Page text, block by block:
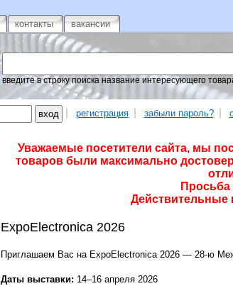
контакты вакансии
введите в строку поиска название интересующего
регистрация забыли пароль?
Уважаемые посетители сайта, мы
товаров были максимально
Просьба
Действительные
ExpoElectronica 2026
Приглашаем Вас на ExpoElectronica 2026 — 28-ю
Даты выставки: 14–16 апреля 2026